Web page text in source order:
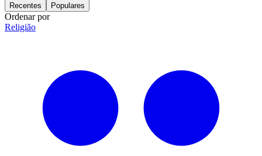
Recentes Populares
Ordenar por
Religião